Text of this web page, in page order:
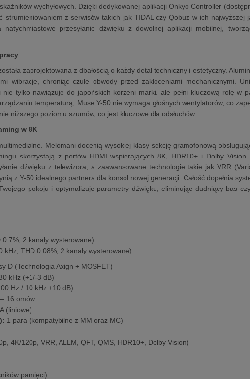
wychyłowych. Dzięki dedykowanej aplikacji Onkyo Controller
strumieniowaniem z serwisów takich jak TIDAL czy Qobuz w ich najwyższej
przesyłanie dźwięku z dowolnej aplikacji mobilnej,
zaprojektowana z dbałością o każdy detal techniczny i estetyczny.
wibracje, chroniąc czułe obwody przed zakłóceniami mechanicznymi.
tylko nawiązuje do japońskich korzeni marki, ale pełni kluczową rolę w
temperaturą, Muse Y-50 nie wymaga głośnych wentylatorów, co
niższego poziomu szumów, co jest kluczowe dla odsłuchów.
w 8K
Melomani docenią wysokiej klasy sekcję gramofonową
skorzystają z portów HDMI wspierających 8K, HDR10+ i Dolby
dźwięku z telewizora, a zaawansowane technologie takie jak VRR
z Y-50 idealnego partnera dla konsol nowej generacji. Całość dopełnia
pokoju i optymalizuje parametry dźwięku, eliminując dudniący bas
2 kanały wysterowane)
kHz, THD 0.08%, 2 kanały wysterowane)
D (Technologia Axign + MOSFET)
kHz (+1/-3 dB)
Hz / 10 kHz ±10 dB)
16 omów
(liniowe)
1 para (kompatybilne z MM oraz MC)
4K/120p, VRR, ALLM, QFT, QMS, HDR10+, Dolby Vision)
pamięci)